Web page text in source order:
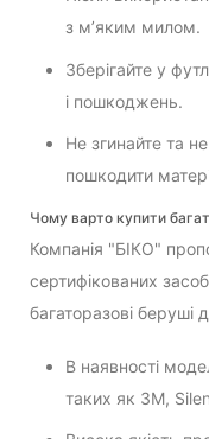
з м’яким милом.
Зберігайте у
і пошкоджень.
Не згинайте та
пошкодити
Чому варто купити
Компанія "БІКО"
сертифікованих
багаторазові беруші
В наявності
таких як 3M,